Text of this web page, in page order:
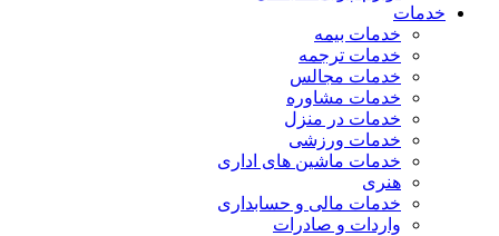
خدمات
خدمات بیمه
خدمات ترجمه
خدمات مجالس
خدمات مشاوره
خدمات در منزل
خدمات ورزشی
خدمات ماشین های اداری
هنری
خدمات مالی و حسابداری
واردات و صادرات